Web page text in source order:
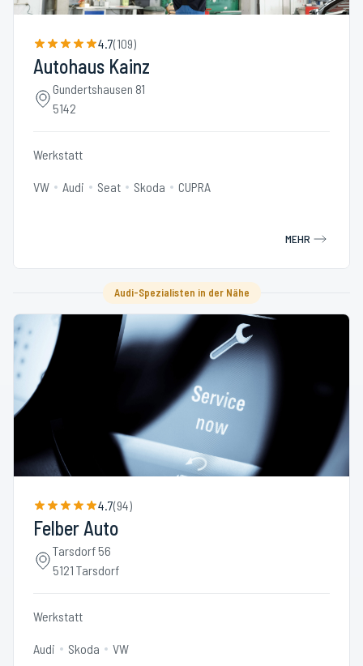
4.7(109)
Autohaus Kainz
Gundertshausen 81
5142
Werkstatt
VW Audi Seat Skoda CUPRA
MEHR
Audi-Spezialisten in der Nähe
4.7(94)
Felber Auto
Tarsdorf 56
5121 Tarsdorf
Werkstatt
Audi Skoda VW